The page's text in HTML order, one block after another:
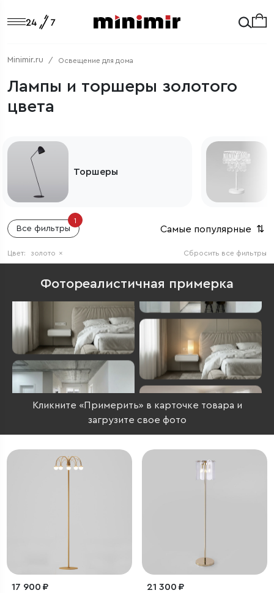
Minimir.ru Освещение для дома
Лампы и торшеры золотого
цвета
Торшеры
Все фильтры
1
Самые популярные ⇅
Сбросить все фильтры
Цвет: золото ×
Фотореалистичная примерка
Кликните «Примерить» в карточке товара и
загрузите свое фото
17 900 ₽ 21 300 ₽